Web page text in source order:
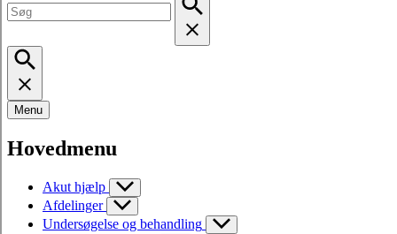
Menu
Hovedmenu
Akut hjælp
Afdelinger
Undersøgelse og behandling